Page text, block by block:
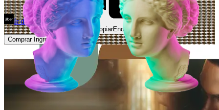
Ir de Uber Abrir Maps
CopiarEndereço
Comprar Ingressos